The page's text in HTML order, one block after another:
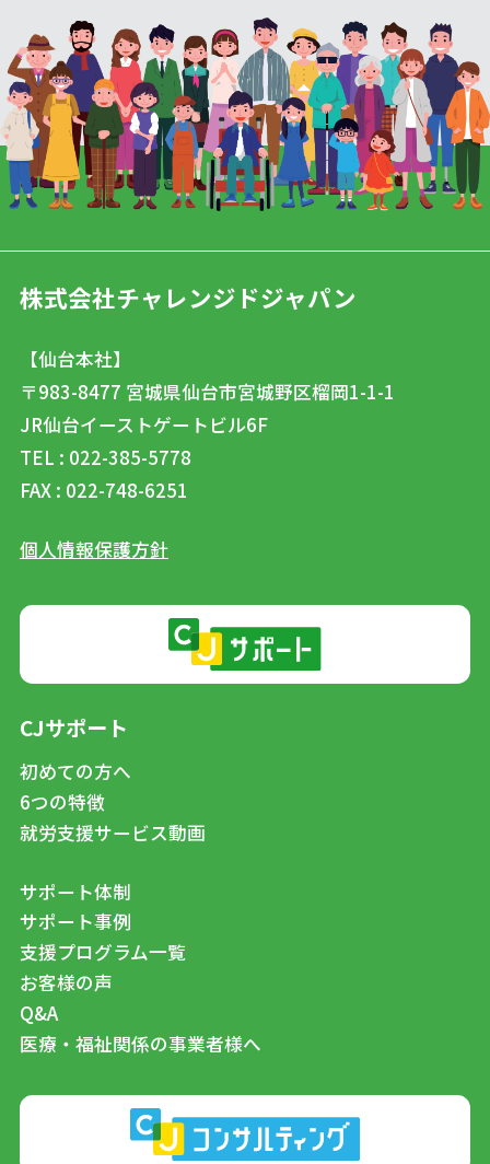
株式会社チャレンジドジャパン
【仙台本社】
〒983-8477 宮城県仙台市宮城野区榴岡1-1-1
JR仙台イーストゲートビル6F
TEL : 022-385-5778
FAX : 022-748-6251
個人情報保護方針
CJサポート
初めての方へ
6つの特徴
就労支援サービス動画
サポート体制
サポート事例
支援プログラム一覧
お客様の声
Q&A
医療・福祉関係の事業者様へ